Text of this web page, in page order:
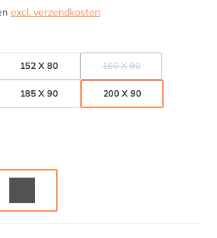
excl. verzendkosten
IS MOMENTEEL NIET BESCHIKBAAR.)
152 X 80 160 X 90(DEZE OPTIE IS
IS MOMENTEEL NIET BESCHIKBAAR.)
185 X 90 200 X 90
IS MOMENTEEL NIET BESCHIKBAAR.)